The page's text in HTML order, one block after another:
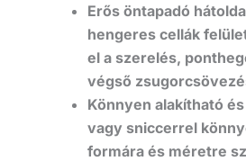
Erős öntapadó
hengeres cellák
el a szerelés,
végső
Könnyen alakítható
vagy sniccerrel
formára és méretre